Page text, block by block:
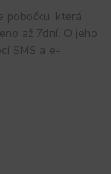
pobočku, která
až 7dní. O jeho
SMS a e-